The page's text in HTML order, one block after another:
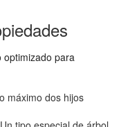
optimizado para
máximo dos hijos